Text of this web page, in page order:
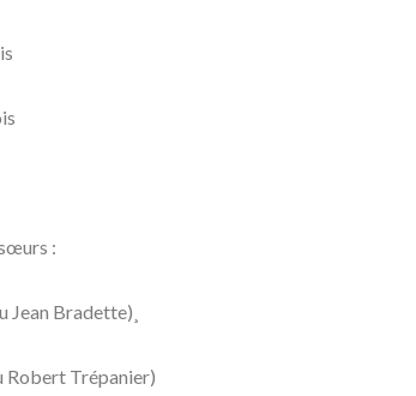
:
Jean Bradette)¸
Robert Trépanier)